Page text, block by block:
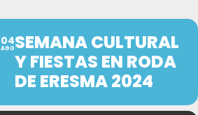
04
AGOSEMANA CULTURAL
Y FIESTAS EN RODA
DE ERESMA 2024